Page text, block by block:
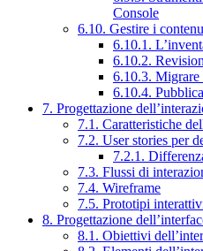
Console
6.10. Gestire i
6.10.1.
6.10.2.
6.10.3. Migrare
6.10.4.
7. Progettazione
7.1. Caratteristiche
7.2. User stories per
7.2.1.
7.3. Flussi di
7.4. Wireframe
7.5. Prototipi
8. Progettazione
8.1. Obiettivi